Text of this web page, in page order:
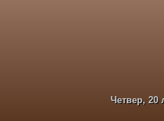
Четвер, 20